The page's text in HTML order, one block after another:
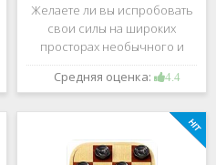
Желаете ли вы испробовать
свои силы на широких
просторах необычного и
удивительного мира,
который наполнен
Если да, тогда вам к нам. Игра,
которую мы вам предложим
ниже и о
Средняя оценка: 4.4